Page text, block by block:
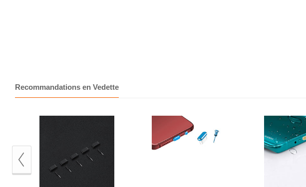
Recommandations en Vedette